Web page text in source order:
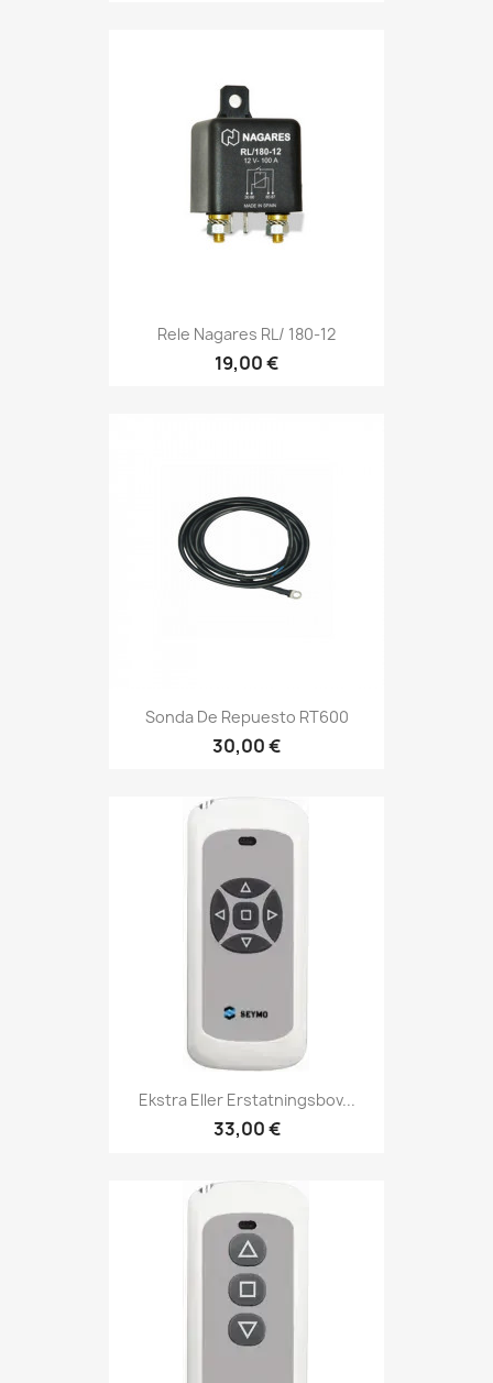
Rele Nagares RL/ 180-12
19,00 €
Sonda De Repuesto RT600
30,00 €
Ekstra Eller Erstatningsbov...
33,00 €